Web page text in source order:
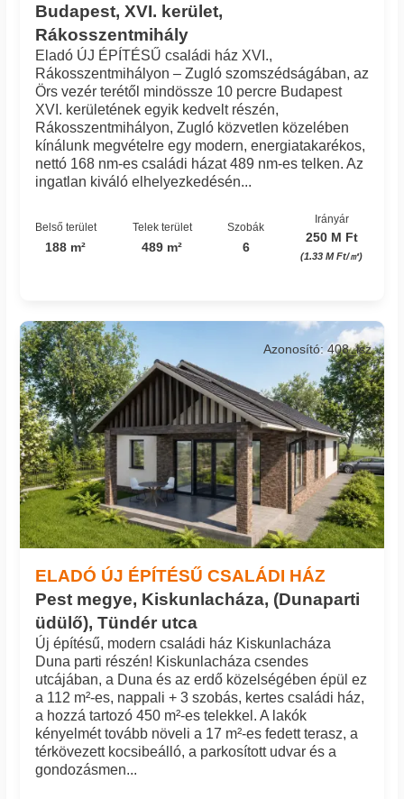
Budapest, XVI. kerület,
Rákosszentmihály
Eladó ÚJ ÉPÍTÉSŰ családi ház XVI.,
Rákosszentmihályon – Zugló szomszédságában, az
Örs vezér terétől mindössze 10 percre Budapest
XVI. kerületének egyik kedvelt részén,
Rákosszentmihályon, Zugló közvetlen közelében
kínálunk megvételre egy modern, energiatakarékos,
nettó 168 nm-es családi házat 489 nm-es telken. Az
ingatlan kiváló elhelyezkedésén...
Belső terület
188 m²
Telek terület
489 m²
Szobák
6
Irányár
250 M Ft
(1.33 M Ft/㎡)
ELADÓ ÚJ ÉPÍTÉSŰ CSALÁDI HÁZ
Pest megye, Kiskunlacháza, (Dunaparti
üdülő), Tündér utca
Azonosító: 408_isz
Új építésű, modern családi ház Kiskunlacháza
Duna parti részén! Kiskunlacháza csendes
utcájában, a Duna és az erdő közelségében épül ez
a 112 m²-es, nappali + 3 szobás, kertes családi ház,
a hozzá tartozó 450 m²-es telekkel. A lakók
kényelmét tovább növeli a 17 m²-es fedett terasz, a
térkövezett kocsibeálló, a parkosított udvar és a
gondozásmen...